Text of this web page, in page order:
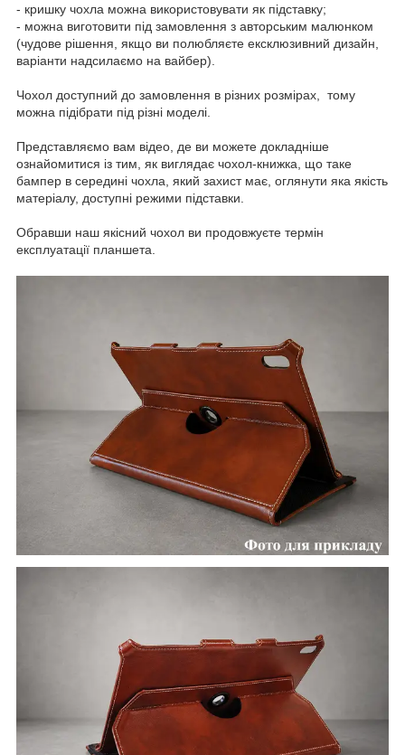
- кришку чохла можна використовувати як підставку;
- можна виготовити під замовлення з авторським малюнком
(чудове рішення, якщо ви полюбляєте ексклюзивний дизайн,
варіанти надсилаємо на вайбер).
Чохол доступний до замовлення в різних розмірах, тому
можна підібрати під різні моделі.
Представляємо вам відео, де ви можете докладніше
ознайомитися із тим, як виглядає чохол-книжка, що таке
бампер в середині чохла, який захист має, оглянути яка якість
матеріалу, доступні режими підставки.
Обравши наш якісний чохол ви продовжуєте термін
експлуатації планшета.